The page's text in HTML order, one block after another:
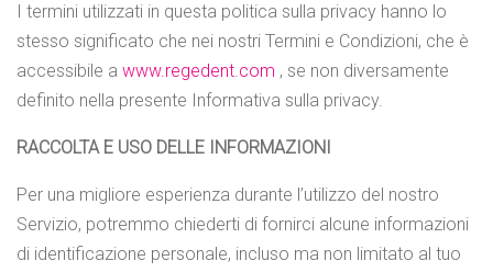
I termini utilizzati in questa politica sulla privacy hanno lo
stesso significato che nei nostri Termini e Condizioni, che è
accessibile a www.regedent.com , se non diversamente
definito nella presente Informativa sulla privacy.
RACCOLTA E USO DELLE INFORMAZIONI
Per una migliore esperienza durante l’utilizzo del nostro
Servizio, potremmo chiederti di fornirci alcune informazioni
di identificazione personale, incluso ma non limitato al tuo